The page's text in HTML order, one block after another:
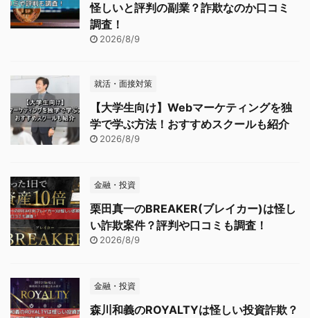
怪しいと評判の副業？詐欺なのか口コミ
調査！
2026/8/9
就活・面接対策
【大学生向け】Webマーケティングを独
学で学ぶ方法！おすすめスクールも紹介
2026/8/9
金融・投資
栗田真一のBREAKER(ブレイカー)は怪し
い詐欺案件？評判や口コミも調査！
2026/8/9
金融・投資
森川和義のROYALTYは怪しい投資詐欺？